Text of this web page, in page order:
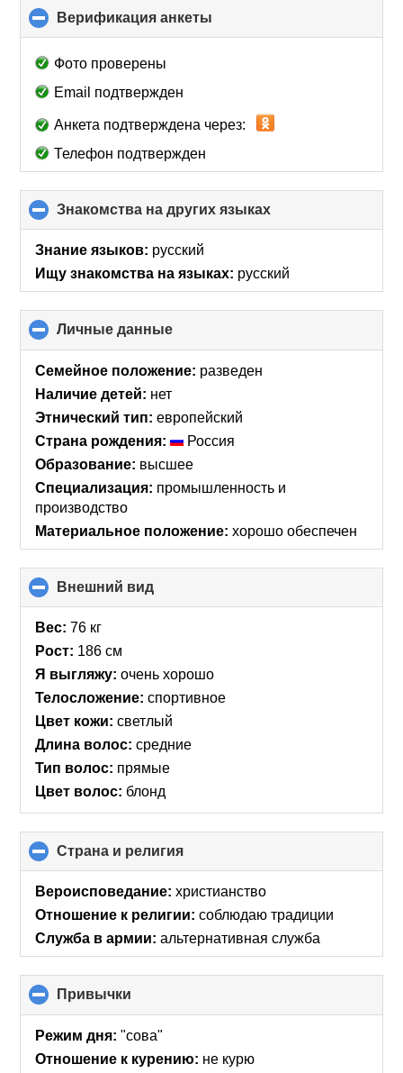
Верификация анкеты
to
Фото проверены
Email подтвержден
Анкета подтверждена через:
Телефон подтвержден
Знакомства на других языках
to
contents
Знание языков: русский
Ищу знакомства на языках: русский
Личные данные
to
collapse
contents
Семейное положение: разведен
Наличие детей: нет
Этнический тип: европейский
Страна рождения:
Россия
Образование: высшее
Специализация: промышленность и
производство
Материальное положение: хорошо обеспечен
Внешний вид
to
Вес: 76 кг
Рост: 186 см
Я выгляжу: очень хорошо
Телосложение: спортивное
Цвет кожи: светлый
Длина волос: средние
Тип волос: прямые
Цвет волос: блонд
Страна и религия
to
collapse
Вероисповедание: христианство
Отношение к религии: соблюдаю традиции
Служба в армии: альтернативная служба
Привычки
to
collapse
Режим дня: "сова"
Отношение к курению: не курю